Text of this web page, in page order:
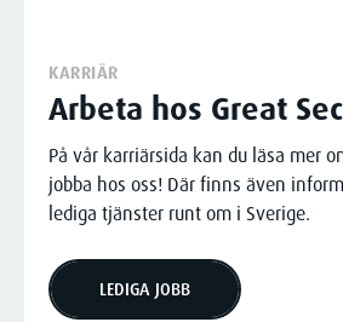
KARRIÄR
Arbeta hos Great
På vår karriärsida kan du läsa mer
jobba hos oss! Där finns även
lediga tjänster runt om i Sverige.
LEDIGA JOBB